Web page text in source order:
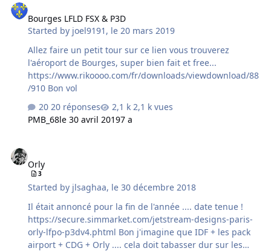
Bourges LFLD FSX & P3D
Started by joel9191 , le 20 mars 2019
Allez faire un petit tour sur ce lien vous trouverez
l'aéroport de Bourges, super bien fait et free...
https://www.rikoooo.com/fr/downloads/viewdownload/88
/910 Bon vol
20 réponses
2,1 k vues
PMB_68le 30 avril 20197 a
Orly
3
Started by jlsaghaa, le 30 décembre 2018
Il était annoncé pour la fin de l'année .... date tenue !
https://secure.simmarket.com/jetstream-designs-paris-
orly-lfpo-p3dv4.phtml Bon j'imagine que IDF + les pack
airport + CDG + Orly .... cela doit tabasser dur sur les